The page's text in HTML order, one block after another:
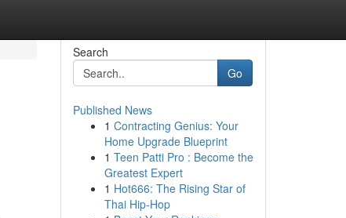
Search
Go
Published News
1 Contracting Genius: Your
Home Upgrade Blueprint
1 Teen Patti Pro : Become the
Greatest Expert
1 Hot666: The Rising Star of
Thai Hip-Hop